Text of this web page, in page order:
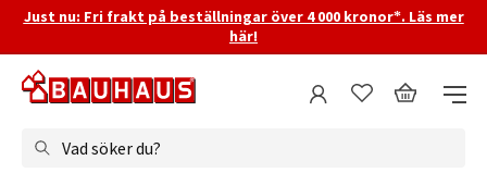
Just nu: Fri frakt på beställningar över 4 000 kronor*. Läs mer
här!
Vad söker du?